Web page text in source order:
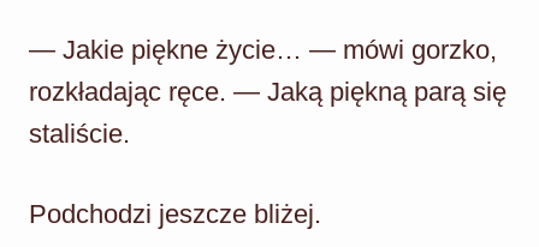
— Jakie piękne życie… — mówi gorzko,
rozkładając ręce. — Jaką piękną parą się
staliście.
Podchodzi jeszcze bliżej.